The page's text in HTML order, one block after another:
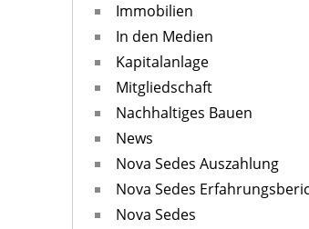
Immobilien
In den Medien
Kapitalanlage
Mitgliedschaft
Nachhaltiges Bauen
News
Nova Sedes Auszahlung
Nova Sedes
Nova Sedes